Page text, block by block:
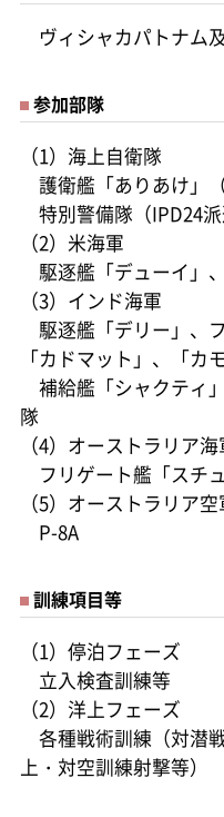
ヴィシャカパトナム
参加部隊
（1）海上自衛隊
護衛艦「ありあけ」
特別警備隊（IPD24派
（2）米海軍
駆逐艦「デューイ」
（3）インド海軍
駆逐艦「デリー」、
「カドマット」、「カ
補給艦「シャクティ
隊
（4）オーストラリア海
フリゲート艦「スチ
（5）オーストラリア空
P-8A
訓練項目等
（1）停泊フェーズ
立入検査訓練等
（2）洋上フェーズ
各種戦術訓練（対潜
上・対空訓練射撃等）